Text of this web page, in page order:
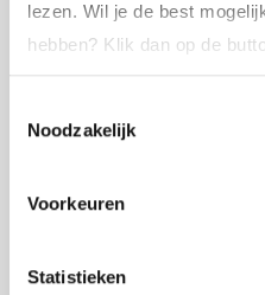
lezen. Wil je de best
hebben? Klik dan op de
Noodzakelijk
Voorkeuren
Statistieken
briljante oplossing te
heiligen. De beste
…en de rest van de tijd
ben je aan het
Wil je jezelf